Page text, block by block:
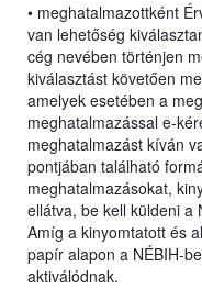
• meghatalmazottként
van lehetőség
cég nevében történjen
kiválasztást követően
amelyek esetében a
meghatalmazással e-
meghatalmazást kíván
pontjában található
meghatalmazásokat,
ellátva, be kell küldeni a
Amíg a kinyomtatott és
papír alapon a NÉBIH-
aktiválódnak.